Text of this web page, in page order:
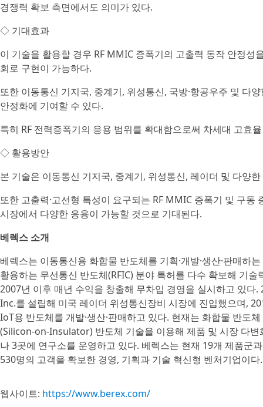
경쟁력 확보 측면에서도 의미가 있다.
◇ 기대효과
이 기술을 활용할 경우 RF MMIC 증폭기의 고출력 동작 안정
회로 구현이 가능하다.
또한 이동통신 기지국, 중계기, 위성통신, 국방·항공우주 및 다
안정화에 기여할 수 있다.
특히 RF 전력증폭기의 응용 범위를 확대함으로써 차세대 고효
◇ 활용방안
본 기술은 이동통신 기지국, 중계기, 위성통신, 레이더 및 다양
또한 고출력·고선형 특성이 요구되는 RF MMIC 증폭기 및 구
시장에서 다양한 응용이 가능할 것으로 기대된다.
베렉스 소개
베렉스는 이동통신용 화합물 반도체를 기획·개발·생산·판매
활용하는 무선통신 반도체(RFIC) 분야 특허를 다수 확보해 기
2007년 이후 매년 수익을 창출해 무차입 경영을 실시하고 있다
Inc.를 설립해 미국 레이더 위성통신장비 시장에 진입했으며,
IoT용 반도체를 개발·생산·판매하고 있다. 현재는 화합물 반도
(Silicon-on-Insulator) 반도체 기술을 이용해 제품 및 시장 다
나 3곳에 연구소를 운영하고 있다. 베렉스는 현재 19개 제품군
530명의 고객을 확보한 경영, 기획과 기술 혁신형 벤처기업이다.
웹사이트: https://www.berex.com/